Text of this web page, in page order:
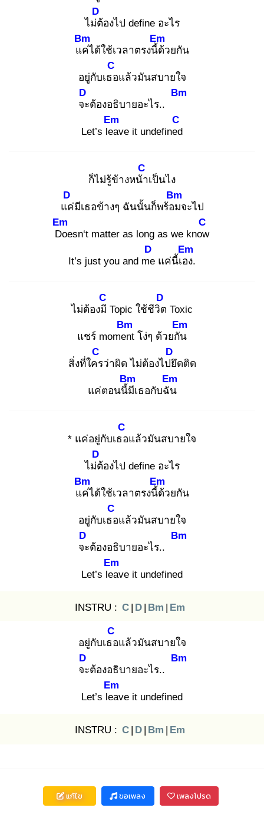
ไม่ต้
D
องไป define อะไร
แค่
Bm
ได้ใช้เวลาตรงนี้ด้
Em
วยกัน
อยู่กับเธอ
C
แล้วมันสบายใจ
จะ
D
ต้องอธิบายอะไร..
Bm
Let’s lea
Em
ve it undefined
C
ก็ไม่รู้ข้างหน้า
C
เป็นไง
แค่
D
มีเธอข้างๆ ฉันนั้นก็พร้อม
Bm
จะไป
Do
Em
esn‘t matter as long as we know
C
It’s just you and me
D
แค่นี้เอง
Em
.
ไม่ต้องมี
C
Topic ใช้ชีวิต
D
Toxic
แชร์ momen
Bm
t โง่ๆ ด้วยกัน
Em
สิ่งที่ใคร
C
ว่าผิด ไม่ต้องไปยึ
D
ดติด
แค่ตอนนี้มี
Bm
เธอกับฉัน
Em
* แค่อยู่กับเธอ
C
แล้วมันสบายใจ
ไม่ต้
D
องไป define อะไร
แค่
Bm
ได้ใช้เวลาตรงนี้ด้
Em
วยกัน
อยู่กับเธอ
C
แล้วมันสบายใจ
จะ
D
ต้องอธิบายอะไร..
Bm
Let’s lea
Em
ve it undefined
INSTRU : C | D | Bm | Em
อยู่กับเธอ
C
แล้วมันสบายใจ
จะ
D
ต้องอธิบายอะไร..
Bm
Let’s lea
Em
ve it undefined
INSTRU : C | D | Bm | Em
แก้ไข ขอเพลง เพลงโปรด